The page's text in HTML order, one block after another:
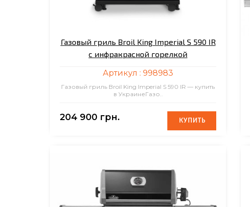
Газовый гриль Broil King Imperial S 590 IR
с инфракрасной горелкой
Артикул : 998983
Газовый гриль Broil King Imperial S 590 IR — купить
в УкраинеГазо..
204 900 грн. КУПИТЬ
КУПИТЬ